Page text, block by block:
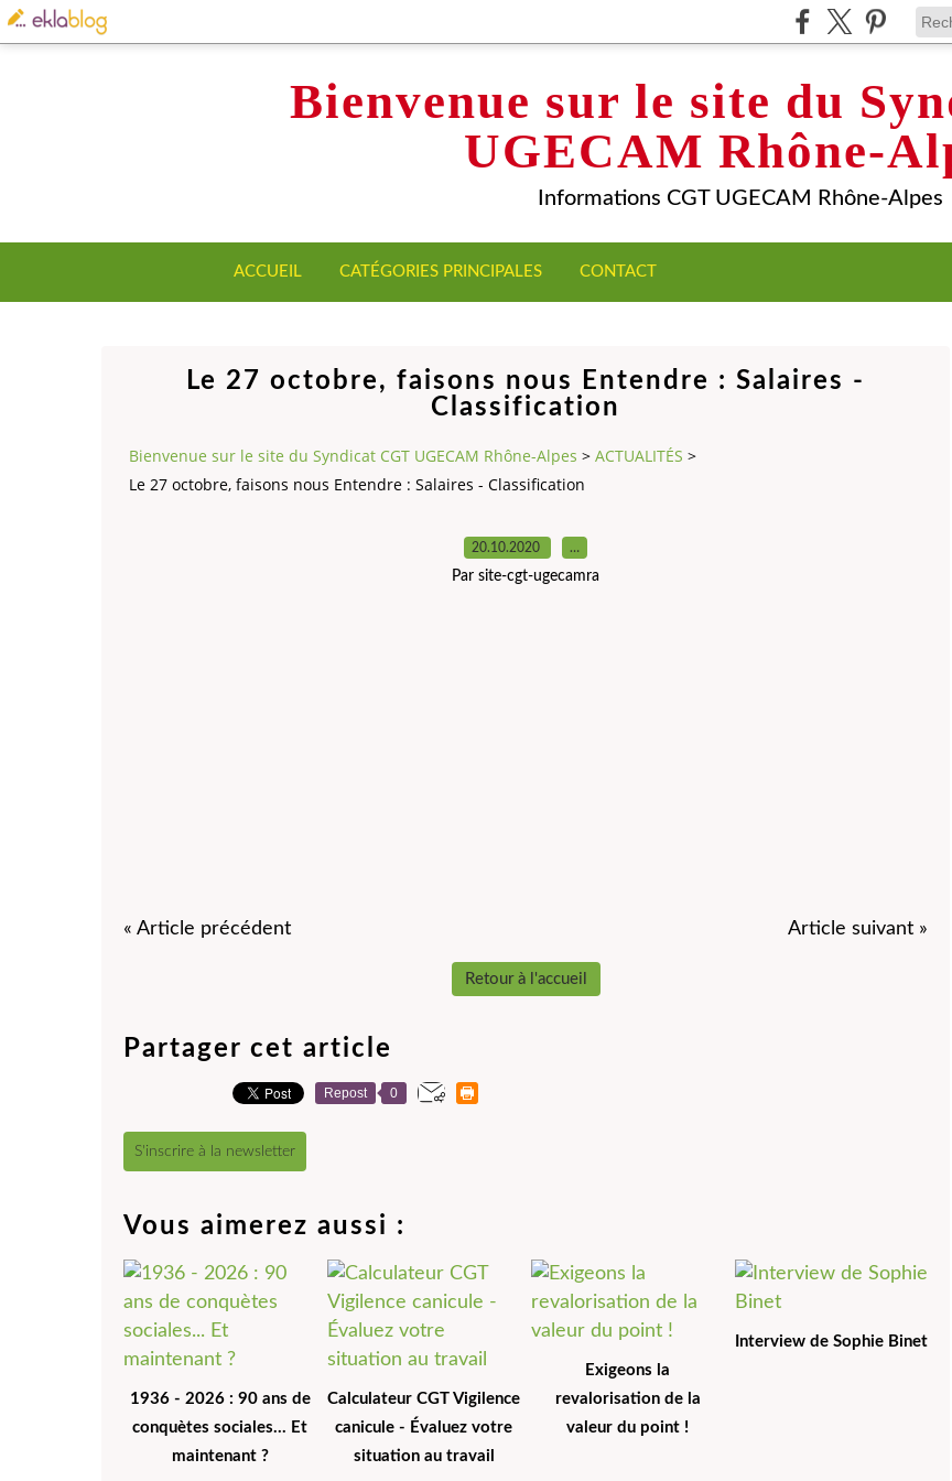
Bienvenue sur le site du
UGECAM Rhône-
Informations CGT UGECAM Rhône-Alpes
ACCUEIL CATÉGORIES PRINCIPALES CONTACT
Le 27 octobre, faisons nous Entendre : Salaires -
Classification
Bienvenue sur le site du Syndicat CGT UGECAM Rhône-Alpes > ACTUALITÉS >
Le 27 octobre, faisons nous Entendre : Salaires - Classification
20.10.2020 …
Par site-cgt-ugecamra
« Article précédent Article suivant »
Retour à l'accueil
Partager cet article
Repost 0
S'inscrire à la newsletter
Vous aimerez aussi :
1936 - 2026 : 90 ans de
conquètes sociales... Et
maintenant ?
Calculateur CGT Vigilence
canicule - Évaluez votre
situation au travail
Exigeons la
revalorisation de la
valeur du point !
Interview de Sophie Binet